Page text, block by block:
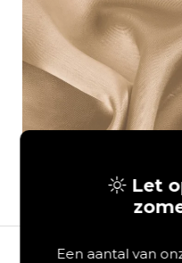
Let
Een aantal van